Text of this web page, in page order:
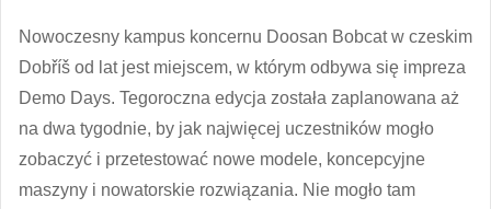
Nowoczesny kampus koncernu Doosan Bobcat w czeskim
Dobříš od lat jest miejscem, w którym odbywa się impreza
Demo Days. Tegoroczna edycja została zaplanowana aż
na dwa tygodnie, by jak najwięcej uczestników mogło
zobaczyć i przetestować nowe modele, koncepcyjne
maszyny i nowatorskie rozwiązania. Nie mogło tam